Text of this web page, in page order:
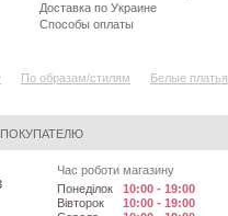
Доставка по Украине
Способы оплаты
По образам/стилям Белые платья
Час роботи магазину
Понеділок
10:00 - 19:00
Вівторок
10:00 - 19:00